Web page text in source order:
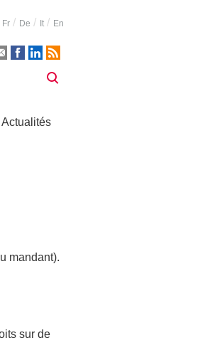
Fr De It En
Actualités
mandant).
sur de